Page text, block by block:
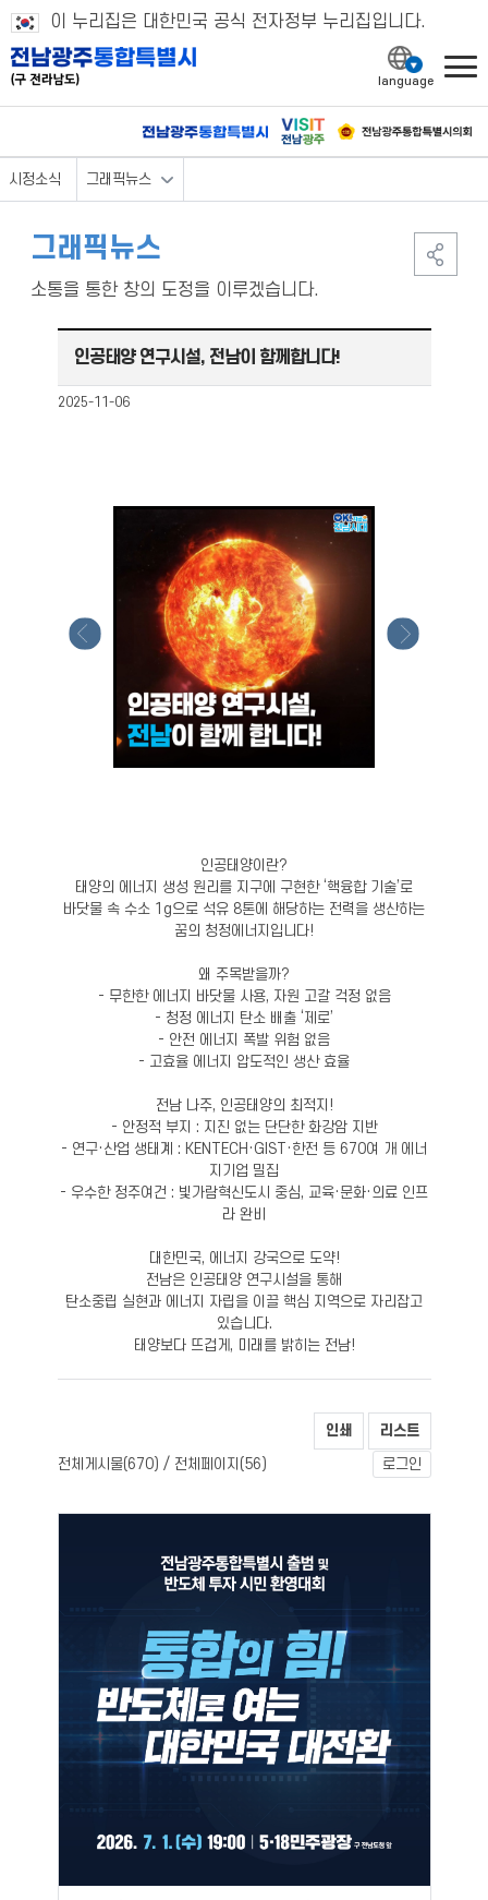
이 누리집은 대한민국 공식 전자정부 누리집입니다.
시정소식 그래픽뉴스
그래픽뉴스
소통을 통한 창의 도정을 이루겠습니다.
인공태양 연구시설, 전남이 함께합니다!
2025-11-06
인공태양이란?
태양의 에너지 생성 원리를 지구에 구현한 ‘핵융합 기술’로
바닷물 속 수소 1g으로 석유 8톤에 해당하는 전력을 생산하는
꿈의 청정에너지입니다!
왜 주목받을까?
- 무한한 에너지 바닷물 사용, 자원 고갈 걱정 없음
- 청정 에너지 탄소 배출 ‘제로’
- 안전 에너지 폭발 위험 없음
- 고효율 에너지 압도적인 생산 효율
전남 나주, 인공태양의 최적지!
- 안정적 부지 : 지진 없는 단단한 화강암 지반
- 연구·산업 생태계 : KENTECH·GIST·한전 등 670여 개 에너
지기업 밀집
- 우수한 정주여건 : 빛가람혁신도시 중심, 교육·문화·의료 인프
라 완비
대한민국, 에너지 강국으로 도약!
전남은 인공태양 연구시설을 통해
탄소중립 실현과 에너지 자립을 이끌 핵심 지역으로 자리잡고
있습니다.
태양보다 뜨겁게, 미래를 밝히는 전남!
인쇄 리스트
전체게시물(670) / 전체페이지(56 ) 로그인